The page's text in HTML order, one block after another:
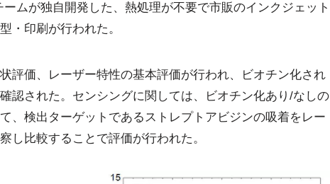
ムが独自開発した、熱処理が不要で市販のインクジェット
・印刷が行われた。
評価、レーザー特性の基本評価が行われ、ビオチン化され
認された。センシングに関しては、ビオチン化あり/なしの
、検出ターゲットであるストレプトアビジンの吸着をレー
し比較することで評価が行われた。